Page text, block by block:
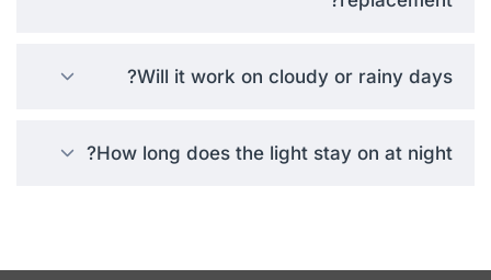
Will it work on cloudy or rainy days?
How long does the light stay on at night?